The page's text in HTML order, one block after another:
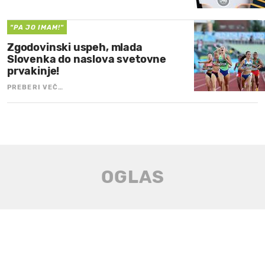
"PA JO IMAM!"
Zgodovinski uspeh, mlada
Slovenka do naslova svetovne
prvakinje!
PREBERI VEČ…